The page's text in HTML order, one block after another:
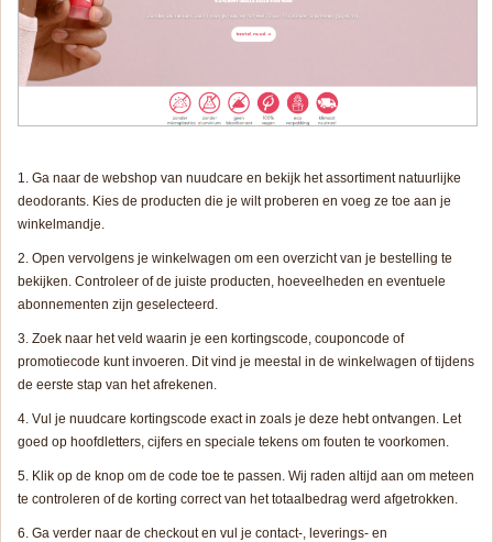
Ga naar de webshop van nuudcare en bekijk het assortiment natuurlijke
deodorants. Kies de producten die je wilt proberen en voeg ze toe aan je
winkelmandje.
Open vervolgens je winkelwagen om een overzicht van je bestelling te
bekijken. Controleer of de juiste producten, hoeveelheden en eventuele
abonnementen zijn geselecteerd.
Zoek naar het veld waarin je een kortingscode, couponcode of
promotiecode kunt invoeren. Dit vind je meestal in de winkelwagen of tijdens
de eerste stap van het afrekenen.
Vul je nuudcare kortingscode exact in zoals je deze hebt ontvangen. Let
goed op hoofdletters, cijfers en speciale tekens om fouten te voorkomen.
Klik op de knop om de code toe te passen. Wij raden altijd aan om meteen
te controleren of de korting correct van het totaalbedrag werd afgetrokken.
Ga verder naar de checkout en vul je contact-, leverings- en